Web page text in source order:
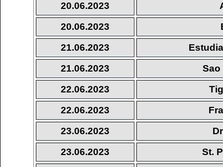
20.06.2023
20.06.2023
21.06.2023
21.06.2023
Sao
22.06.2023
22.06.2023
23.06.2023
23.06.2023
St.